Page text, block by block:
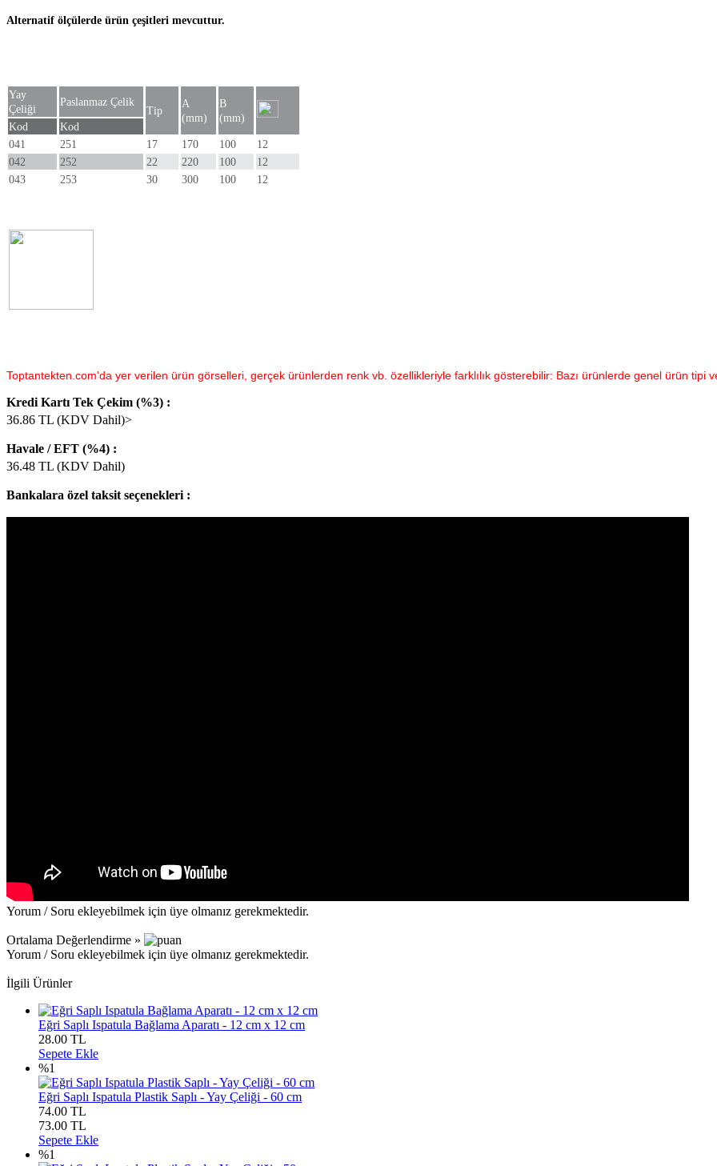
Alternatif ölçülerde ürün çeşitleri mevcuttur.
Yay
Çeliği
Paslanmaz Çelik
Tip
A
(mm)
B
(mm)
Kod
Kod
041
251 17 170 100
12
042
252 22 220 100
12
043
253 30 300 100 12
Toptantekten.com'da yer verilen ürün görselleri, gerçek ürünlerden renk vb. özellikleriyle farklılık gösterebilir: Bazı ürünlerde genel ürün tipi
Kredi Kartı Tek Çekim (%3) :
36.86 TL (KDV Dahil)>
Havale / EFT (%4) :
36.48 TL (KDV Dahil)
Bankalara özel taksit seçenekleri :
Yorum / Soru ekleyebilmek için üye olmanız gerekmektedir.
Ortalama Değerlendirme »
Yorum / Soru ekleyebilmek için üye olmanız gerekmektedir.
İlgili Ürünler
Eğri Saplı Ispatula Bağlama Aparatı - 12 cm x 12 cm
28.00 TL
Sepete Ekle
%1
Eğri Saplı Ispatula Plastik Saplı - Yay Çeliği - 60 cm
74.00 TL
73.00 TL
Sepete Ekle
%1